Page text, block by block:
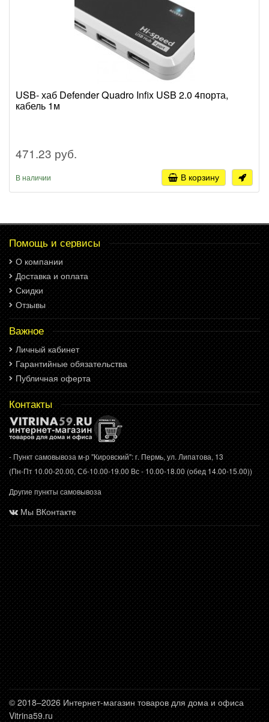
USB- хаб Defender Quadro Infix USB 2.0 4порта,
кабель 1м
471.23 руб.
В наличии В корзину
Помощь и сервисы
О компании
Доставка и оплата
Скидки
Отзывы
Важное
Личный кабинет
Гарантийные обязательства
Публичная оферта
Контакты
- Пункт самовывоза м-р "Кировский": г. Пермь, ул. Липатова, 13
(Пн-Пт 10.00-20.00, Сб-10.00-19.00 Вс - 10.00-18.00 (обед 14.00-15.00))
Другие пункты самовывоза
Мы ВКонтакте
© 2018–2026 Интернет-магазин товаров для дома и офиса
Vitrina59.ru